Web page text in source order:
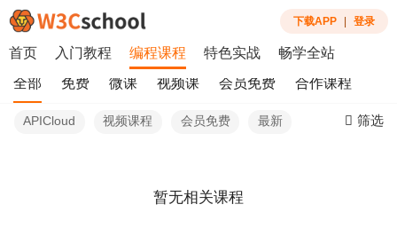
下载APP 登录
首页 入门教程 编程课程 特色实战 畅学全站
全部 免费 微课 视频课 会员免费 合作课程
APICloud 视频课程 会员免费 最新 筛选
暂无相关课程